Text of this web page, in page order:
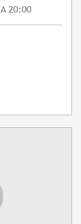
A 20:00